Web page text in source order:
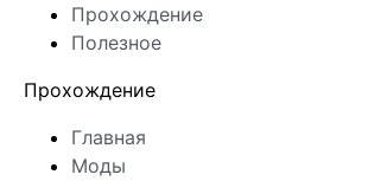
Прохождение
Полезное
Прохождение
Главная
Моды